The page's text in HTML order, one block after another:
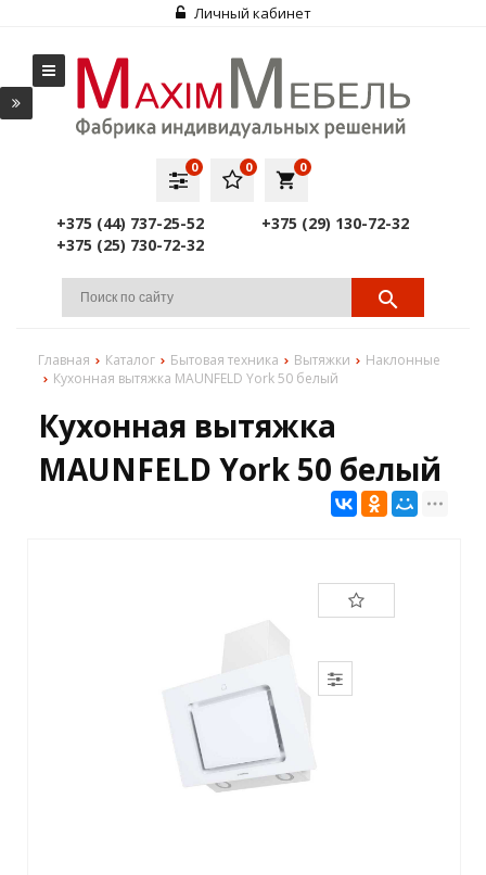
Личный кабинет
local_grocery_store
0
0
0
+375 (44) 737-25-52
+375 (29) 130-72-32
+375 (25) 730-72-32
Главная Каталог Бытовая техника Вытяжки
Наклонные
Кухонная вытяжка MAUNFELD York 50 белый
Кухонная вытяжка
MAUNFELD York 50 белый